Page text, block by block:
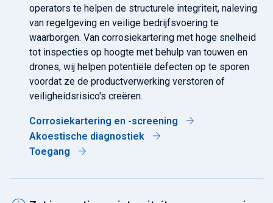
operators te helpen de structurele integriteit, naleving
van regelgeving en veilige bedrijfsvoering te
waarborgen. Van corrosiekartering met hoge snelheid
tot inspecties op hoogte met behulp van touwen en
drones, wij helpen potentiële defecten op te sporen
voordat ze de productverwerking verstoren of
veiligheidsrisico's creëren.
Corrosiekartering en -screening
Akoestische diagnostiek
Toegang